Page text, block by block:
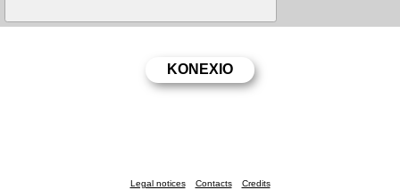
Legal notices Contacts Credits